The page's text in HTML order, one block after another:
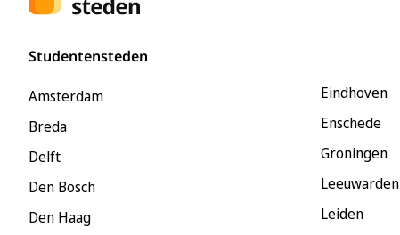
Studentensteden
Amsterdam
Breda
Delft
Den Bosch
Den Haag
Eindhoven
Enschede
Groningen
Leeuwarden
Leiden